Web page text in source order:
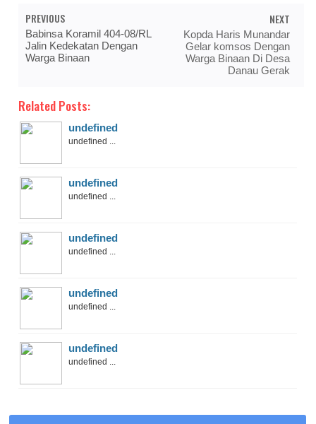
PREVIOUS
Babinsa Koramil 404-08/RL
Jalin Kedekatan Dengan
Warga Binaan
NEXT
Kopda Haris Munandar
Gelar komsos Dengan
Warga Binaan Di Desa
Danau Gerak
Related Posts:
undefined
undefined ...
undefined
undefined ...
undefined
undefined ...
undefined
undefined ...
undefined
undefined ...